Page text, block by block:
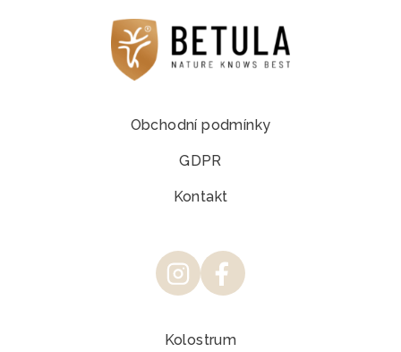
Obchodní podmínky
GDPR
Kontakt
Kolostrum